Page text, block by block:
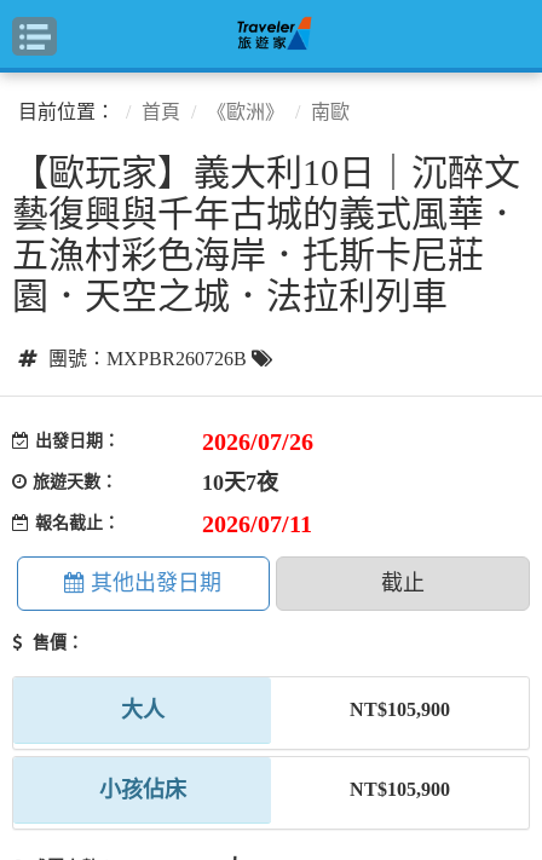
目前位置： 首頁 《歐洲》 南歐
【歐玩家】義大利10日｜沉醉文
藝復興與千年古城的義式風華．
五漁村彩色海岸．托斯卡尼莊
園．天空之城．法拉利列車
團號：MXPBR260726B
出發日期： 2026/07/26
旅遊天數： 10天7夜
報名截止： 2026/07/11
其他出發日期 截止
售價：
大人 NT$105,900
小孩佔床 NT$105,900